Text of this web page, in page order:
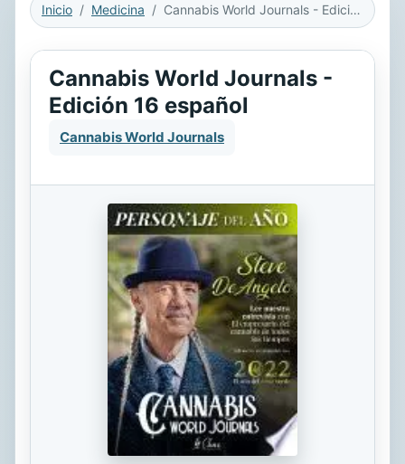
Inicio Medicina Cannabis World Journals - Edición 16 español
Cannabis World Journals -
Edición 16 español
Cannabis World Journals